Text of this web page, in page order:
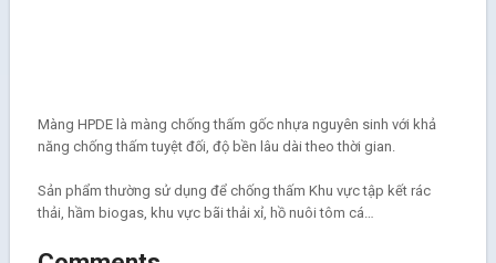
Màng HPDE là màng chống thấm gốc nhựa nguyên sinh với khả
năng chống thấm tuyệt đối, độ bền lâu dài theo thời gian.
Sản phẩm thường sử dụng để chống thấm Khu vực tập kết rác
thải, hầm biogas, khu vực bãi thải xỉ, hồ nuôi tôm cá…